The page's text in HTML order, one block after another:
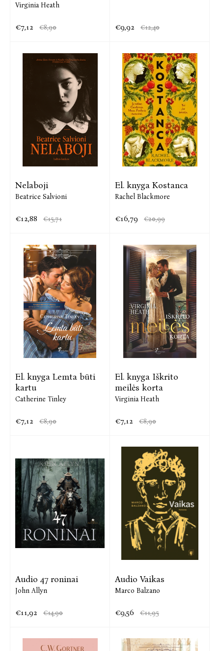
Virginia Heath
€7,12 €8,90 €9,92 €12,40
Nelaboji
Beatrice Salvioni
€12,88 €15,71
El. knyga Kostanca
Rachel Blackmore
€16,79 €20,99
El. knyga Lemta būti
kartu
Catherine Tinley
€7,12 €8,90
El. knyga Iškrito
meilės korta
Virginia Heath
€7,12 €8,90
Audio 47 roninai
John Allyn
€11,92 €14,90
Audio Vaikas
Marco Balzano
€9,56 €11,95